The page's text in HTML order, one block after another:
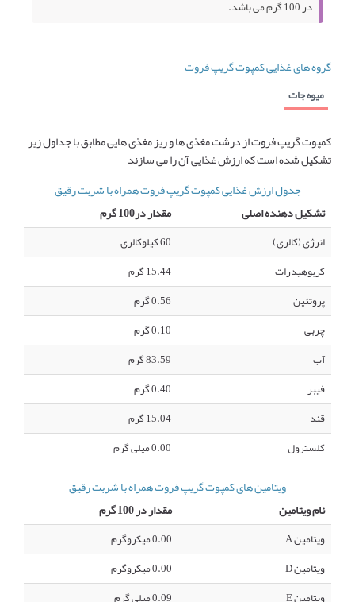
در 100 گرم می باشد.
گروه های غذایی کمپوت گریپ فروت
میوه جات
کمپوت گریپ فروت از درشت مغذی ها و ریز مغذی هایی مطابق با جداول زیر
تشکیل شده است که ارزش غذایی آن را می سازند
جدول ارزش غذایی کمپوت گریپ فروت همراه با شربت رقیق
تشکیل دهنده اصلی
مقدار در100 گرم
انرژی (کالری)
60 کیلوکالری
کربوهیدرات
15.44 گرم
پروتئین
0.56 گرم
چربی
0.10 گرم
آب
83.59 گرم
فیبر
0.40 گرم
قند
15.04 گرم
کلسترول
0.00 میلی گرم
ویتامین های کمپوت گریپ فروت همراه با شربت رقیق
نام ویتامین
مقدار در 100 گرم
ویتامین A
0.00 میکروگرم
ویتامین D
0.00 میکروگرم